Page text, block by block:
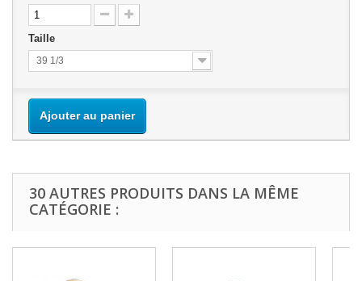
Taille
39 1/3
Ajouter au panier
30 AUTRES PRODUITS DANS LA MÊME
CATÉGORIE :